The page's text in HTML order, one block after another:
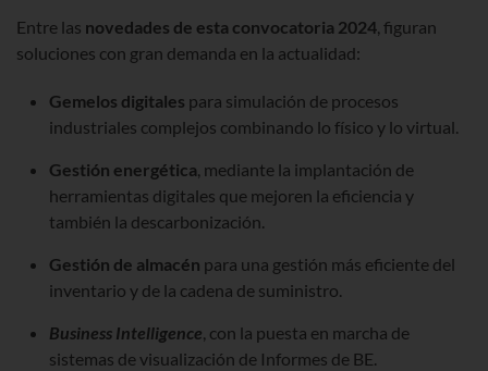
Entre las novedades de esta convocatoria 2024, figuran
soluciones con gran demanda en la actualidad:
Gemelos digitales para simulación de procesos
industriales complejos combinando lo físico y lo virtual.
Gestión energética, mediante la implantación de
herramientas digitales que mejoren la eficiencia y
también la descarbonización.
Gestión de almacén para una gestión más eficiente del
inventario y de la cadena de suministro.
Business Intelligence, con la puesta en marcha de
sistemas de visualización de Informes de BE.